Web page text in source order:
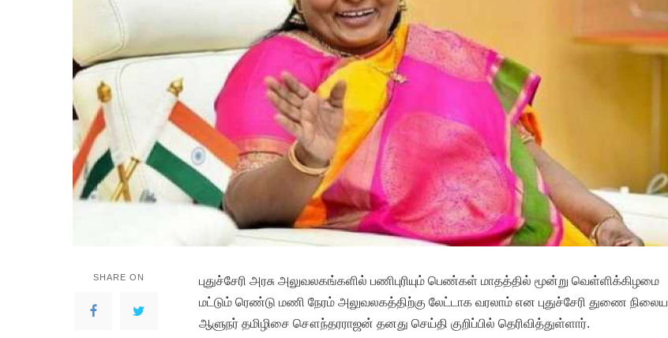
SHARE ON புதுச்சேரி அரசு அலுவலகங்களில் பணிபுரியும் பெண்கள் மாதத்தில் மூன்று வெள்ளிக்கிழமை
மட்டும் ரெண்டு மணி நேரம் அலுவலகத்திற்கு லேட்டாக வரலாம் என புதுச்சேரி துணை நிலைய
ஆளுநர் தமிழிசை சௌந்தரராஜன் தனது செய்தி குறிப்பில் தெரிவித்துள்ளார்.